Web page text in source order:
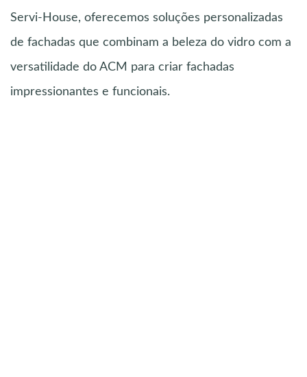
Servi-House, oferecemos soluções personalizadas
de fachadas que combinam a beleza do vidro com a
versatilidade do ACM para criar fachadas
impressionantes e funcionais.